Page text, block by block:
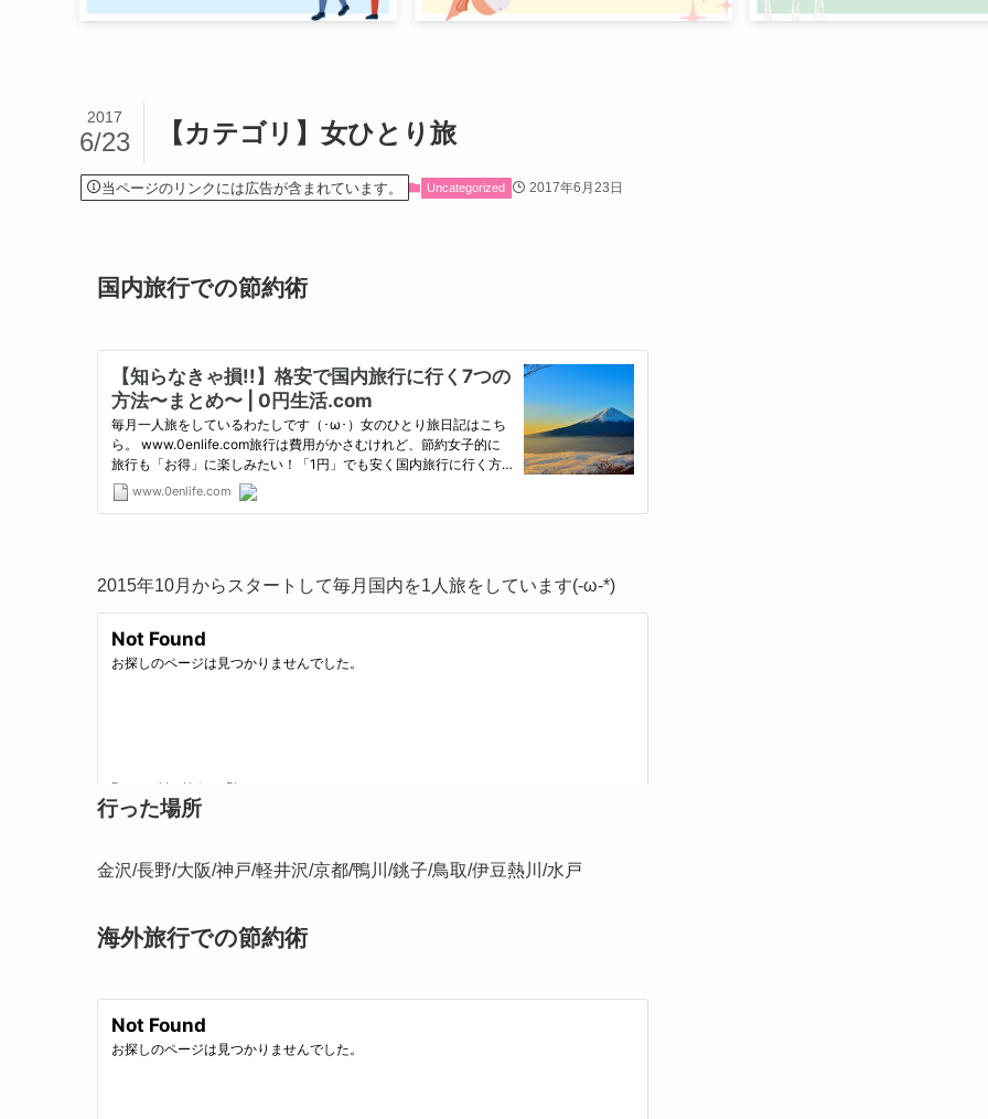
【カテゴリ】女ひとり旅
2017
6/23
当ページのリンクには広告が含まれています。 Uncategorized 2017年6月23日
国内旅行での節約術
2015年10月からスタートして毎月国内を1人旅をしています(-ω-*)
行った場所
金沢/長野/大阪/神戸/軽井沢/京都/鴨川/銚子/鳥取/伊豆熱川/水戸
海外旅行での節約術